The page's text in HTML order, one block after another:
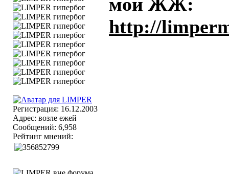
Регистрация: 16.12.2003
Адрес: возле ежей
Сообщений: 6,958
Рейтинг мнений:
http://